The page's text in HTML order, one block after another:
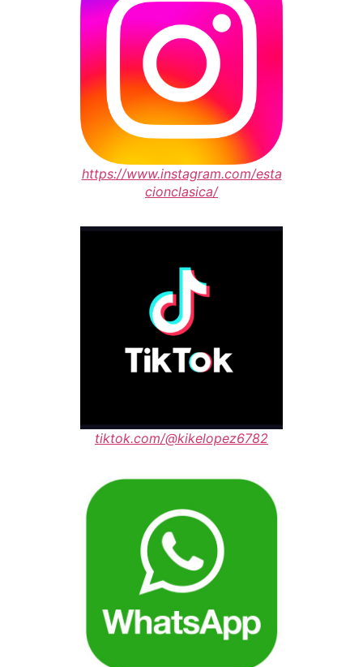
https://www.instagram.com/esta
cionclasica/
tiktok.com/@kikelopez6782